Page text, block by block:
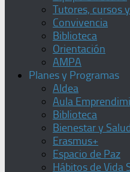
Tutores, cursos
Convivencia
Biblioteca
Orientación
AMPA
Planes y Programas
Aldea
Aula
Biblioteca
Bienestar y
Erasmus+
Espacio de Paz
Hábitos de Vida